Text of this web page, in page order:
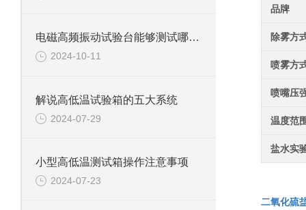
电磁高频振动试验台能够测试哪些材料呢
2024-10-11
解说高低温试验箱的五大系统
2024-07-29
小型高低温测试箱操作注意事项
2024-07-23
品牌
除雾方
喷雾方
喷嘴压
温度范
盐水实
二氧化硫